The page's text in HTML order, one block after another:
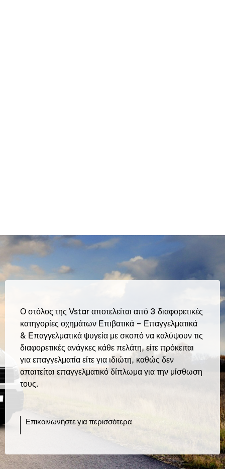
Ο στόλος της Vstar αποτελείται από 3 διαφορετικές
κατηγορίες οχημάτων Επιβατικά – Επαγγελματικά
& Επαγγελματικά ψυγεία με σκοπό να καλύψουν τις
διαφορετικές ανάγκες κάθε πελάτη, είτε πρόκειται
για επαγγελματία είτε για ιδιώτη, καθώς δεν
απαιτείται επαγγελματικό δίπλωμα για την μίσθωση
τους.
Επικοινωνήστε για περισσότερα